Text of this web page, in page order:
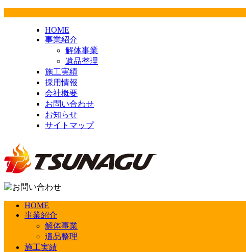
HOME
事業紹介
解体事業
遺品整理
施工実績
採用情報
会社概要
お問い合わせ
お知らせ
サイトマップ
HOME
事業紹介
解体事業
遺品整理
施工実績